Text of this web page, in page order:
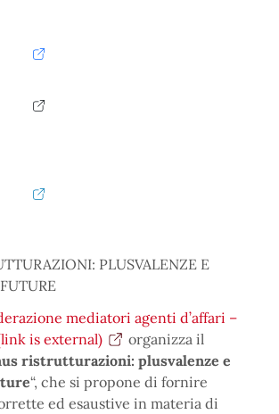
PLUSVALENZE E
mediatori agenti d’affari –
is external)
organizza il
ristrutturazioni: plusvalenze e
“, che si propone di fornire
ed esaustive in materia di